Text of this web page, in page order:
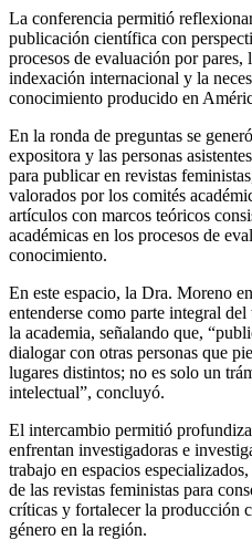
La conferencia permitió
publicación científica con
procesos de evaluación por
indexación internacional y la
conocimiento producido en
En la ronda de preguntas se
expositora y las personas
para publicar en revistas
valorados por los comités
artículos con marcos teóricos
académicas en los procesos de
conocimiento.
En este espacio, la Dra. Moreno
entenderse como parte integral
la academia, señalando que,
dialogar con otras personas que
lugares distintos; no es solo un
intelectual”, concluyó.
El intercambio permitió
enfrentan investigadoras e
trabajo en espacios
de las revistas feministas para
críticas y fortalecer la producción
género en la región.